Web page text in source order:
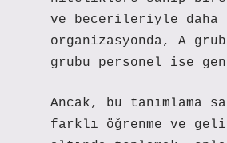
ve becerileriyle daha
organizasyonda, A
grubu personel ise
Ancak, bu tanımlama
farklı öğrenme ve